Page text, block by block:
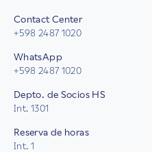
Contact Center
+598 2487 1020
WhatsApp
+598 2487 1020
Depto. de Socios HS
Int. 1301
Reserva de horas
Int. 1